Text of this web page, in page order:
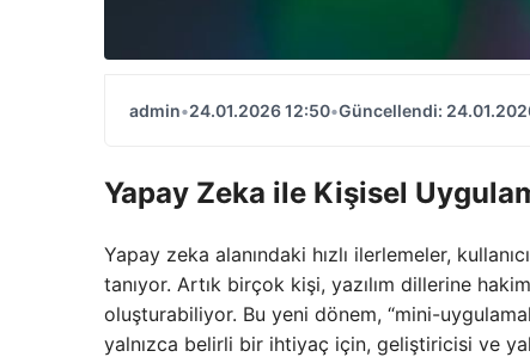
admin•24.01.2026 12:50•Güncellendi:
Yapay Zeka ile Kişisel
Yapay zeka alanındaki hızlı ilerlemeler,
tanıyor. Artık birçok kişi, yazılım dillerine
oluşturabiliyor. Bu yeni dönem, “mini-
yalnızca belirli bir ihtiyaç için, geliştiricisi ve